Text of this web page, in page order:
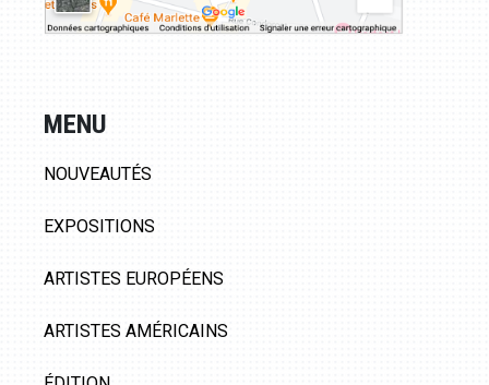
MENU
NOUVEAUTÉS
EXPOSITIONS
ARTISTES EUROPÉENS
ARTISTES AMÉRICAINS